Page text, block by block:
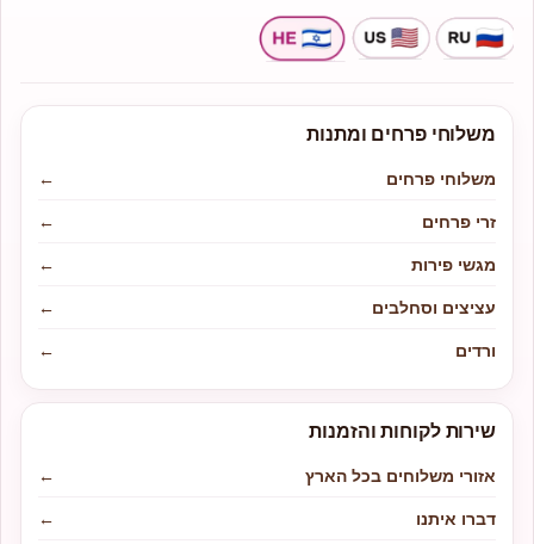
משלוחי פרחים ומתנות
משלוחי פרחים
←
זרי פרחים
←
מגשי פירות
←
עציצים וסחלבים
←
ורדים
←
שירות לקוחות והזמנות
אזורי משלוחים בכל הארץ
←
דברו איתנו
←